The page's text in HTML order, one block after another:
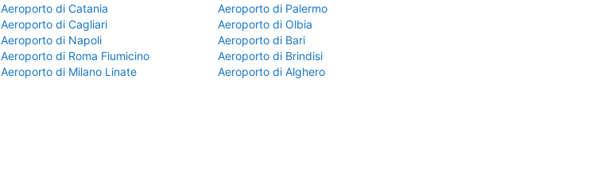
Aeroporto di Catania
Aeroporto di Palermo
Aeroporto di Cagliari
Aeroporto di Olbia
Aeroporto di Napoli
Aeroporto di Bari
Aeroporto di Roma Fiumicino
Aeroporto di Brindisi
Aeroporto di Milano Linate
Aeroporto di Alghero